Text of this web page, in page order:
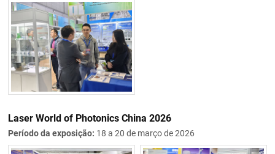
Laser World of Photonics China 2026
Período da exposição: 18 a 20 de março de 2026